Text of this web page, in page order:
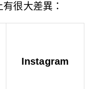
很大差異：
Instagram